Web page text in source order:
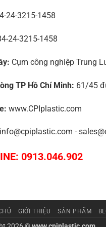
24-3215-1458
24-3215-1458
Cụm công nghiệp Trung
TP Hồ Chí Minh: 61/45
www.CPIplastic.com
info@cpiplastic.com -
0913.046.902
GIỚI THIỆU SẢN PHẨM